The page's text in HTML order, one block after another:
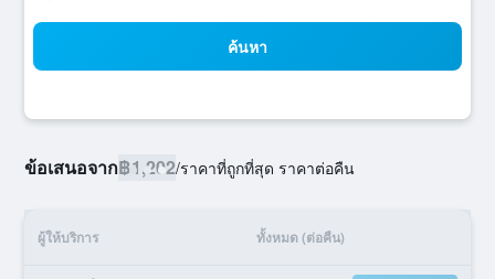
ค้นหา
ข้อเสนอจาก฿1,202/ราคาที่ถูกที่สุด ราคาต่อคืน
ผู้ให้บริการ ทั้งหมด (ต่อคืน)